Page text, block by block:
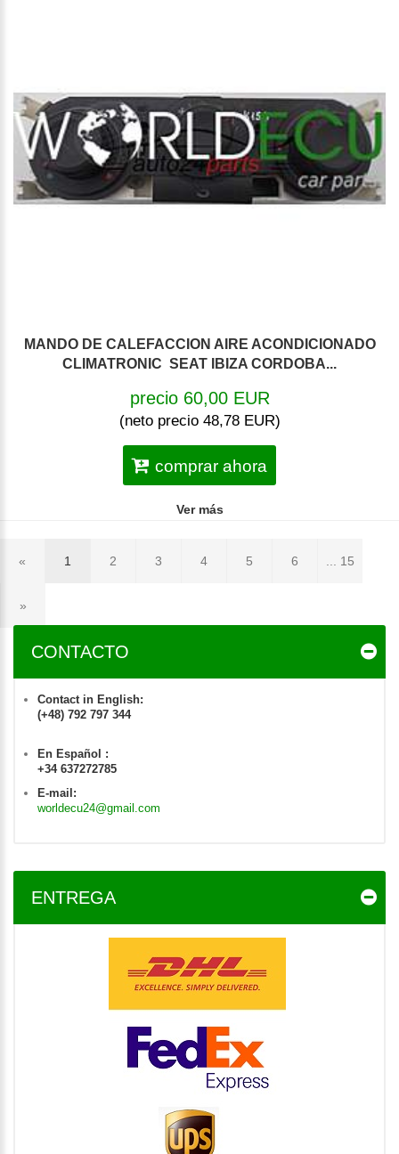
MANDO DE CALEFACCION AIRE ACONDICIONADO
CLIMATRONIC SEAT IBIZA CORDOBA...
precio 60,00 EUR
(neto precio 48,78 EUR)
comprar ahora
Ver más
« 1 2 3 4 5 6 ... 15
»
CONTACTO
Contact in English:
(+48) 792 797 344
En Español :
+34 637272785
E-mail:
worldecu24@gmail.com
ENTREGA